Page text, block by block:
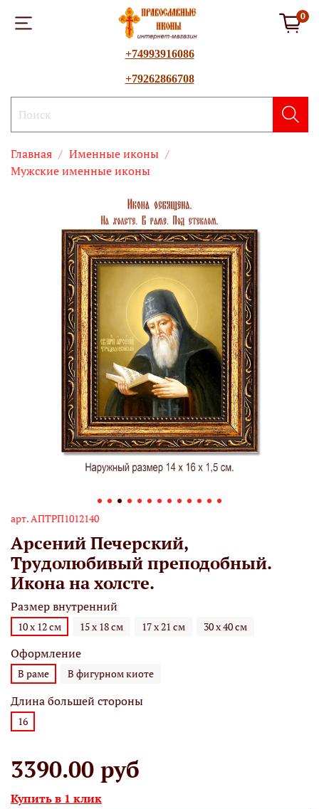
0
+74993916086
+79262866708
Главная
Именные иконы
Мужские именные иконы
арт.АПТРП1012140
Арсений Печерский,
Трудолюбивый преподобный.
Икона на холсте.
Размер внутренний
10 х 12 см 15 х 18 см 17 х 21 см 30 х 40 см
Оформление
В раме В фигурном киоте
Длина большей стороны
16
3390.00 руб
Купить в 1 клик